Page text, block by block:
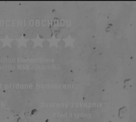
OBCHODU
ElementStore
přidané hodnocení::